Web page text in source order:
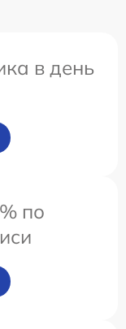
в день
по